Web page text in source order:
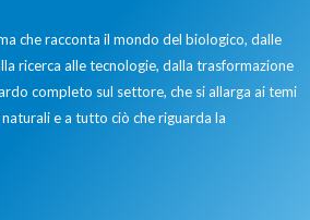
che racconta il mondo del biologico, dalle
ricerca alle tecnologie, dalla trasformazione
completo sul settore, che si allarga ai temi
e a tutto ciò che riguarda la